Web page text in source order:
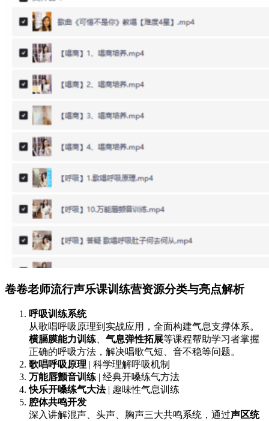
卷卷老师流行声乐课训练营资源分类与亮点解析
呼吸训练系统
从歌唱呼吸原理到实战应用，全面构建气息支撑体系。
横膈膜能力训练、 气息弹性拓展等课程帮助学习者掌握
正确的呼吸方法，解决唱歌气短、音不稳等问题。
歌唱呼吸原理 | 科学理解呼吸机制
万能唇颤音训练 | 经典开嗓练气方法
快乐开嗓练气大法| 趣味性气息训练
腔体共鸣开发
深入讲解混声、头声、胸声三大共鸣系统，通过声区统